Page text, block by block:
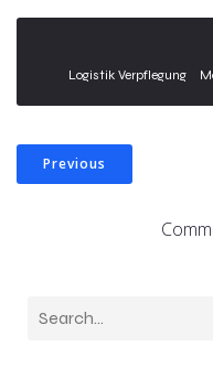
Logistik Verpflegung
Previous